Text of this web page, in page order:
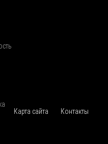
Карта сайта
Контакты